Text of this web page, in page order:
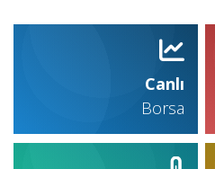
Canlı
Borsa